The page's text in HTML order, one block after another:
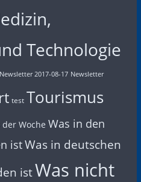
Technologie
Newsletter 2017-08-17 Newsletter
test Tourismus
der Woche Was in den
istWas in deutschen
istWas nicht